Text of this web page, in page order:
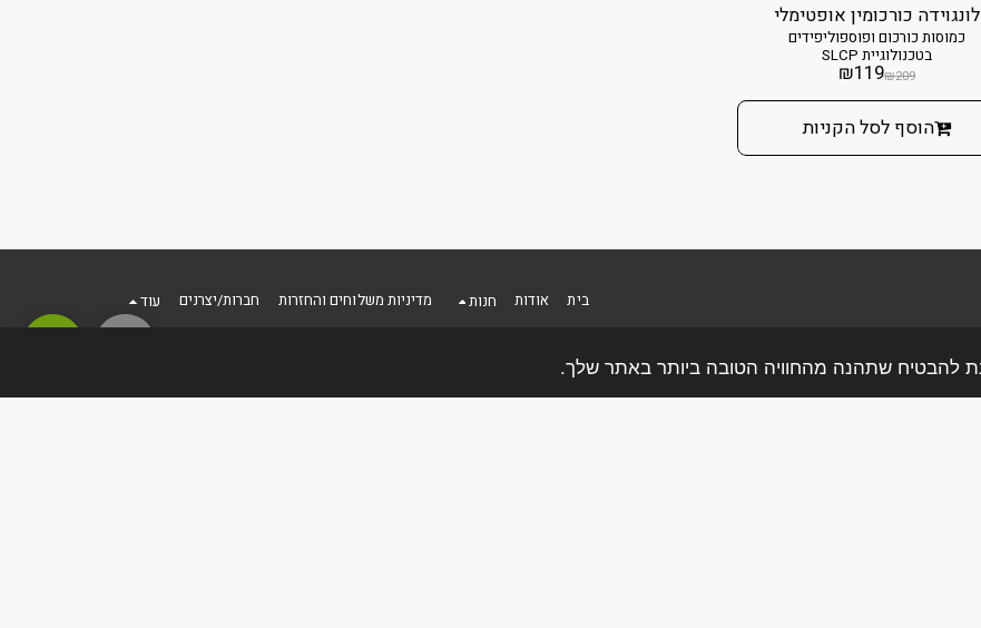
לונגוידה כורכומין אופטימלי
כמוסות כורכום ופוספוליפידים
בטכנולוגיית SLCP
₪209
₪119
הוסף לסל הקניות
בית אודות חנות מדיניות משלוחים והחזרות חברות/יצרנים עוד